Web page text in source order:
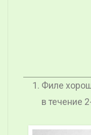
Филе
в течение